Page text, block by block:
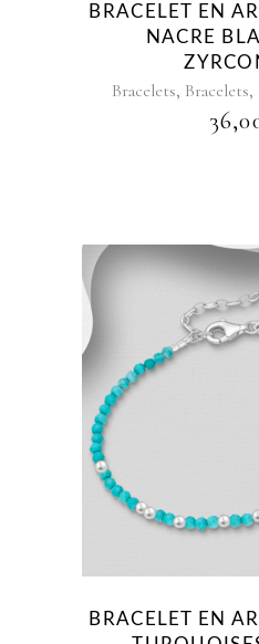
BRACELET EN
NACRE
Bracelets, Bracelets,
BRACELET EN